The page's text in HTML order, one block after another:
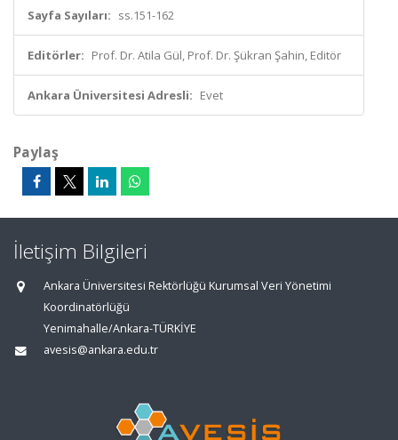
Sayfa Sayıları: ss.151-162
Editörler: Prof. Dr. Atila Gül, Prof. Dr. Şükran Şahin, Editör
Ankara Üniversitesi Adresli: Evet
Paylaş
İletişim Bilgileri
Ankara Üniversitesi Rektörlüğü Kurumsal Veri Yönetimi
Koordinatörlüğü
Yenimahalle/Ankara-TÜRKİYE
avesis@ankara.edu.tr